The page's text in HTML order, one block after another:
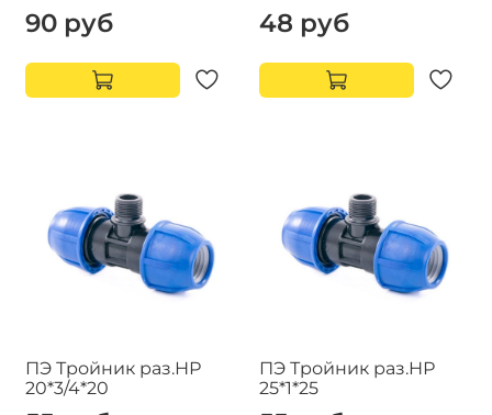
90 руб 48 руб
ПЭ Тройник раз.НР
20*3/4*20
ПЭ Тройник раз.НР
25*1*25